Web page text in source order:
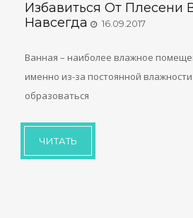
Избавиться От Плесени
Навсегда
16.09.2017
Ванная – наиболее влажное
именно из-за постоянной
образоваться
ЧИТАТЬ